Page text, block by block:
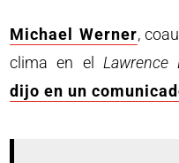
Michael Werner,
clima en el Lawrence
dijo en un